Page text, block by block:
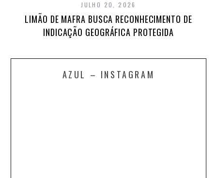
JULHO 20, 2026
LIMÃO DE MAFRA BUSCA RECONHECIMENTO DE
INDICAÇÃO GEOGRÁFICA PROTEGIDA
AZUL – INSTAGRAM